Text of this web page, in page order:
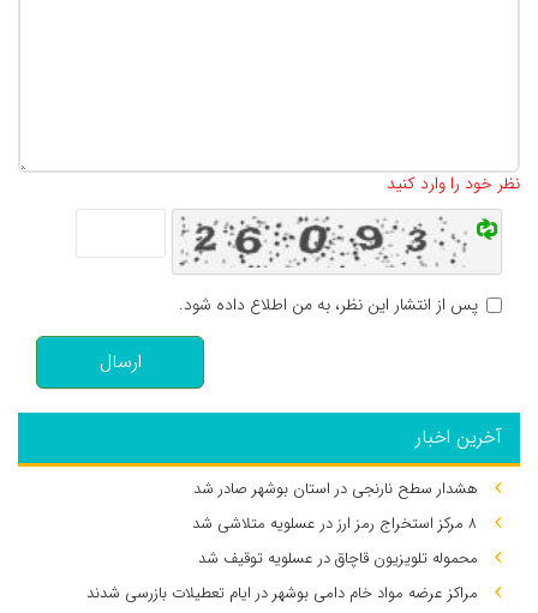
نظر خود را وارد کنید
پس از انتشار این نظر، به من اطلاع داده شود.
ارسال
آخرین اخبار
هشدار سطح نارنجی در استان بوشهر صادر شد
۸ مرکز استخراج رمز ارز در عسلویه متلاشی شد
محموله تلویزیون قاچاق در عسلویه توقیف شد
مراکز عرضه مواد خام دامی بوشهر در ایام تعطیلات بازرسی شدند